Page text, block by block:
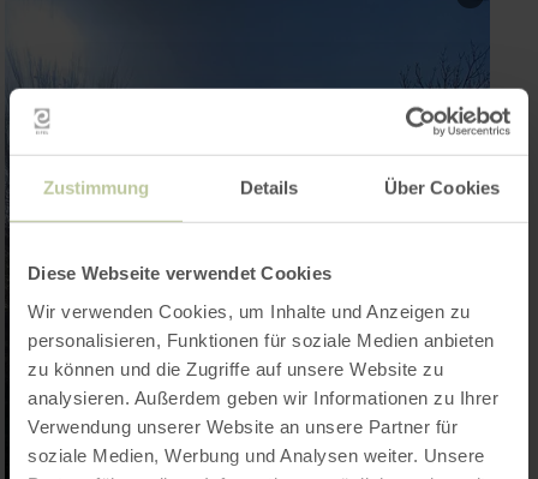
Zustimmung Details Über Cookies
Diese Webseite verwendet Cookies
Wir verwenden Cookies, um Inhalte und Anzeigen zu
personalisieren, Funktionen für soziale Medien anbieten
zu können und die Zugriffe auf unsere Website zu
analysieren. Außerdem geben wir Informationen zu Ihrer
Verwendung unserer Website an unsere Partner für
soziale Medien, Werbung und Analysen weiter. Unsere